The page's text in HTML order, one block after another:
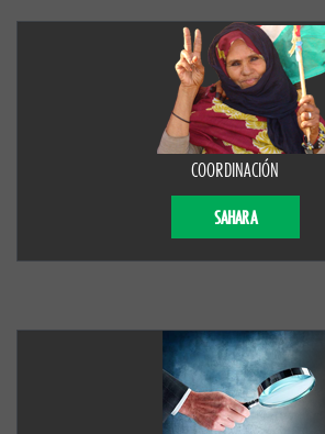
COORDINACIÓN
SAHARA